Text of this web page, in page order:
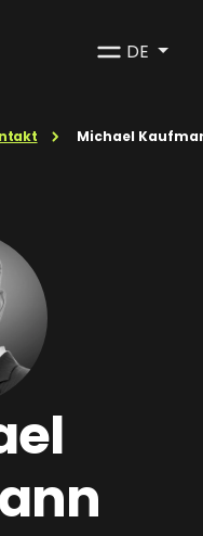
DE
Michael